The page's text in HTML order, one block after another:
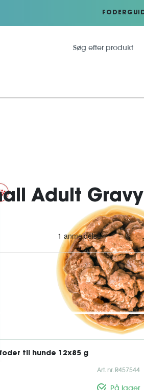
Adult
til meget små hunde Meget
for en kost, der er specielt
X-Small Adult er et næringsrigt og
til hunde 12x85 g
Art. nr. R457544
På lager